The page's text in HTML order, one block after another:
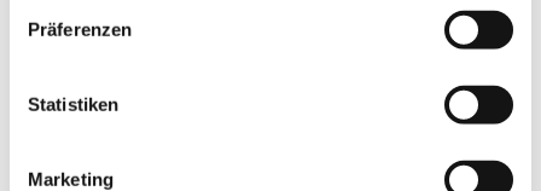
Präferenzen
Statistiken
Marketing